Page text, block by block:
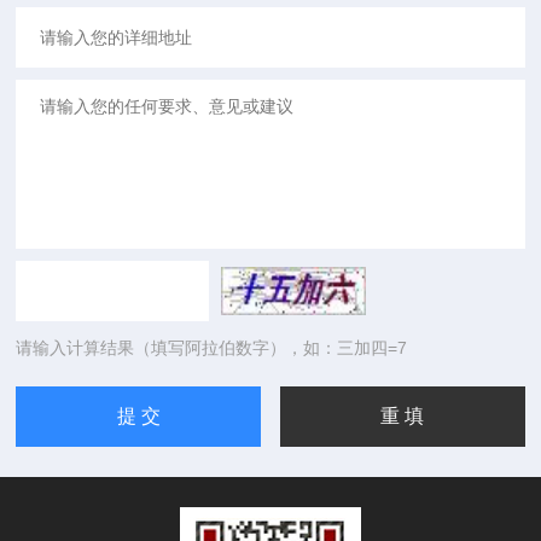
请输入计算结果（填写阿拉伯数字），如：三加四=7